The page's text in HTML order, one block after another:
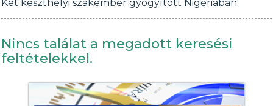
Két keszthelyi szakember gyógyított Nigériában.
Nincs találat a megadott keresési
feltételekkel.